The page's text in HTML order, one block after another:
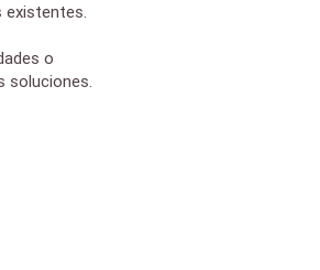
o
soluciones.